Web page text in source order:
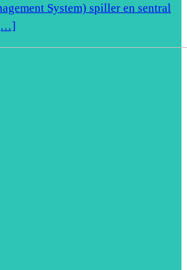
System) spiller en sentral